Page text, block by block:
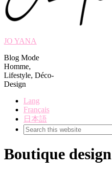
JO YANA
Blog Mode
Homme,
Lifestyle, Déco-
Design
Lang
Français
日本語
Search
this
Boutique design